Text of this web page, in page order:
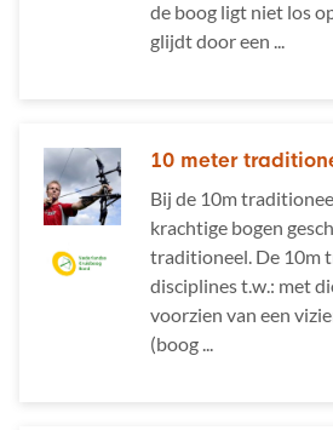
de boog ligt niet los
glijdt door een ...
10 meter
Bij de 10m
krachtige bogen
traditioneel. De 10m
disciplines t.w.: met
voorzien van een
(boog ...